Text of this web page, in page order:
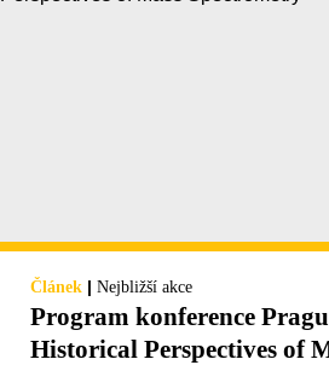
Článek | Nejbližší akce
Program konference
Historical Perspectives of